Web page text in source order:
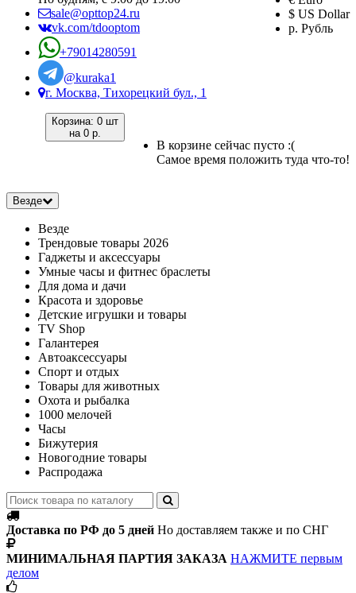
$ US Dollar
р. Рубль
sale@opttop24.ru
vk.com/tdooptom
+79014280591
@kuraka1
г. Москва, Тихорецкий бул., 1
Корзина: 0 шт
на 0 р.
В корзине сейчас пусто :(
Самое время положить туда что-то!
Везде
Везде
Трендовые товары 2026
Гаджеты и аксессуары
Умные часы и фитнес браслеты
Для дома и дачи
Красота и здоровье
Детские игрушки и товары
TV Shop
Галантерея
Автоаксессуары
Спорт и отдых
Товары для животных
Охота и рыбалка
1000 мелочей
Часы
Бижутерия
Новогодние товары
Распродажа
Доставка по РФ до 5 дней Но доставляем также и по СНГ
МИНИМАЛЬНАЯ ПАРТИЯ ЗАКАЗА НАЖМИТЕ первым
делом